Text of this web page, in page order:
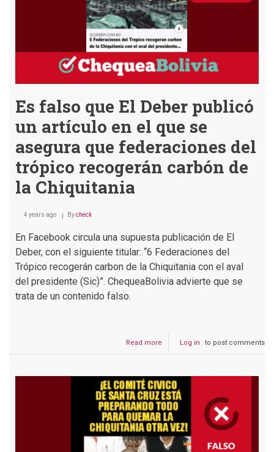
Es falso que El Deber publicó
un artículo en el que se
asegura que federaciones del
trópico recogerán carbón de
la Chiquitania
4 years ago Bycheck
En Facebook circula una supuesta publicación de El
Deber, con el siguiente titular: “6 Federaciones del
Trópico recogerán carbon de la Chiquitania con el aval
del presidente (Sic)”. ChequeaBolivia advierte que se
trata de un contenido falso.
Read more
Es
El
Deber
publicó
un
artículo
en
el
Log in to post comments